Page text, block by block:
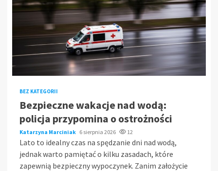
BEZ KATEGORII
Bezpieczne wakacje nad wodą:
policja przypomina o ostrożności
Katarzyna Marciniak 6 sierpnia 2026 12
Lato to idealny czas na spędzanie dni nad wodą,
jednak warto pamiętać o kilku zasadach, które
zapewnią bezpieczny wypoczynek. Zanim założycie